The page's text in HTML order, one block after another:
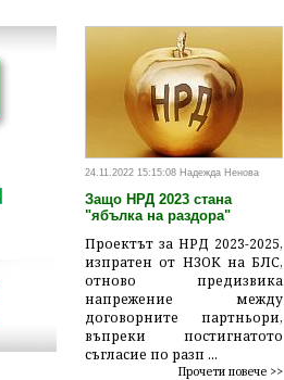
24.11.2022 15:15:08 Надежда Ненова
Защо НРД 2023 стана
"ябълка на раздора"
Проектът за НРД 2023-2025,
изпратен от НЗОК на БЛС,
отново предизвика
напрежение между
договорните партньори,
въпреки постигнатото
съгласие по разп ...
Прочети повече >>